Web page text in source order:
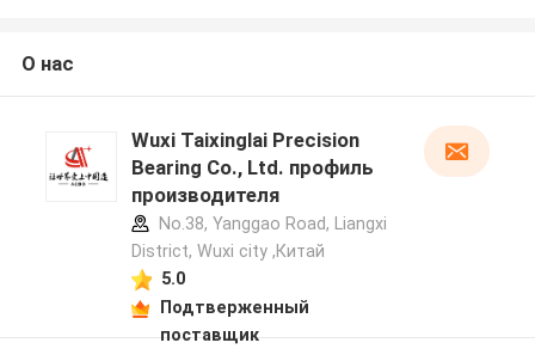
О нас
Wuxi Taixinglai Precision
Bearing Co., Ltd. профиль
производителя
No.38, Yanggao Road, Liangxi
District, Wuxi city ,Китай
5.0
Подтверженный
поставщик